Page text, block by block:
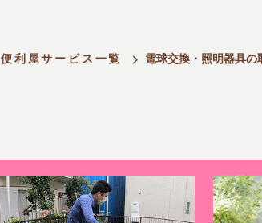
便利屋サービス一覧 > 電球交換・照明器具